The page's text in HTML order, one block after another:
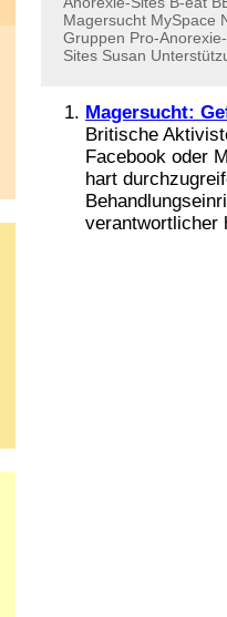
Magersucht MySpace
Gruppen Pro-
Sites Susan
Magersucht:
Britische
Facebook oder
hart
verantwortlicher